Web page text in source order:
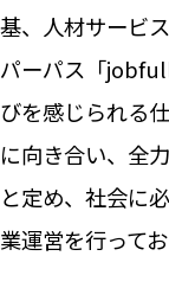
基、人材サービ
パーパス「
びを感じられる
に向き合い、全
と定め、社会に
業運営を行ってお